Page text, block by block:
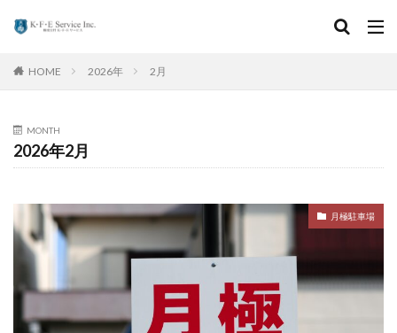
HOME 2026年 2月
MONTH
2026年2月
月極駐車場